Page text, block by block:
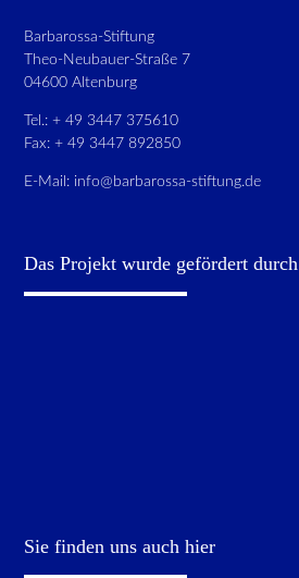
Barbarossa-Stiftung
Theo-Neubauer-Straße 7
04600 Altenburg
Tel.: + 49 3447 375610
Fax: + 49 3447 892850
E-Mail: info@barbarossa-stiftung.de
Das Projekt wurde gefördert durch
Sie finden uns auch hier